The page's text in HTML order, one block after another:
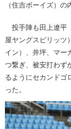
（住吉ボーイズ）の
投手陣も田上遼平
屋ヤングスピリッツ
イン）、井坪、マー
つ繋ぎ、被安打わず
るようにセカンドゴ
った。